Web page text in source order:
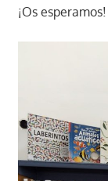
¡Os esperamos!